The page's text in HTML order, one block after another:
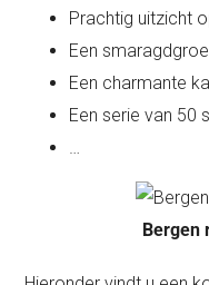
Prachtig uitzicht
Een
Een charmante
Een serie van 50
Bergen